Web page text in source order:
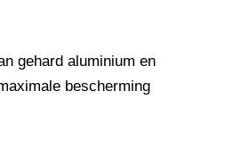
gehard aluminium en
bescherming